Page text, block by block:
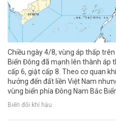
Chiều ngày 4/8, vùng áp thấp
Biển Đông đã mạnh lên thành áp
cấp 6, giật cấp 8. Theo cơ quan
hưởng đến đất liền Việt Nam
vùng biển phía Đông Nam Bắc
Biến đổi khí hậu